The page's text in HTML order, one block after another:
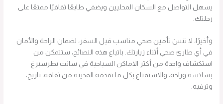
يسهل التواصل مع السكان المحليين ويضفي طابعًا ثقافيًا ممتعًا على
رحلتك.
وأخيرًا، لا تنسَ تأمين صحي مناسب قبل السفر، لضمان الراحة والأمان
في أي طارئ صحي أثناء زيارتك. باتباع هذه النصائح، ستتمكن من
استكشاف واحدة من أكثر الاماكن السياحية في سانت بطرسبرغ
بسلاسة وراحة، والاستمتاع بكل ما تقدمه المدينة من ثقافة، تاريخ،
وترفيه.